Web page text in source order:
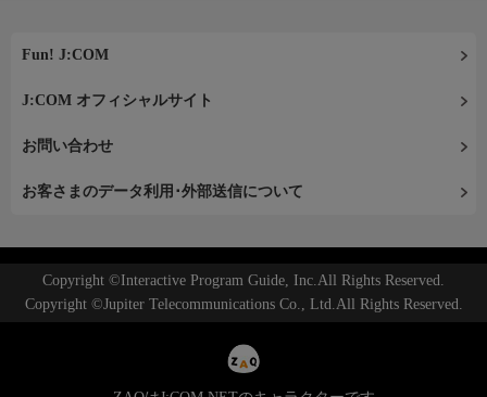
Fun! J:COM
J:COM オフィシャルサイト
お問い合わせ
お客さまのデータ利用･外部送信について
Copyright ©Interactive Program Guide, Inc.All Rights Reserved.
Copyright ©Jupiter Telecommunications Co., Ltd.All Rights Reserved.